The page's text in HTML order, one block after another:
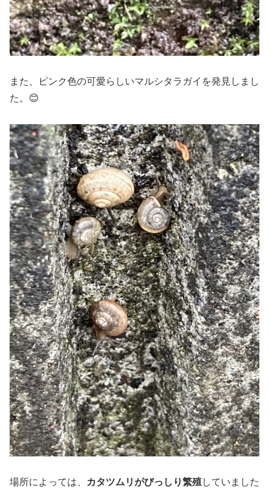
また、ピンク色の可愛らしいマルシタラガイを発見しまし
た。😊
場所によっては、 カタツムリがびっしり繁殖していました